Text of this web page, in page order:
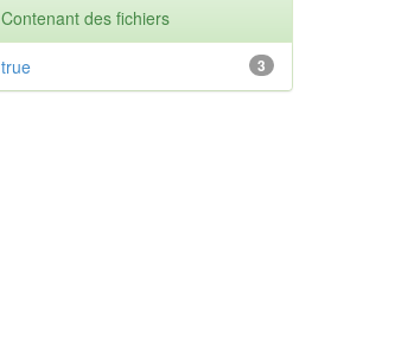
Contenant des fichiers
3
true